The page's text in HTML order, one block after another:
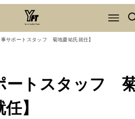
事サポートスタッフ 菊地慶祐氏就任】
ートスタッフ
】